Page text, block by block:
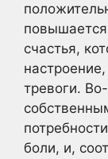
счастья,
тревоги.
боли, и,